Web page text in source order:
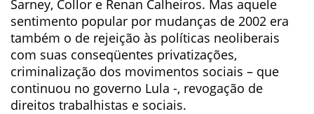
Sarney, Collor e Renan Calheiros. Mas aquele
sentimento popular por mudanças de 2002 era
também o de rejeição às políticas neoliberais
com suas conseqüentes privatizações,
criminalização dos movimentos sociais – que
continuou no governo Lula -, revogação de
direitos trabalhistas e sociais.